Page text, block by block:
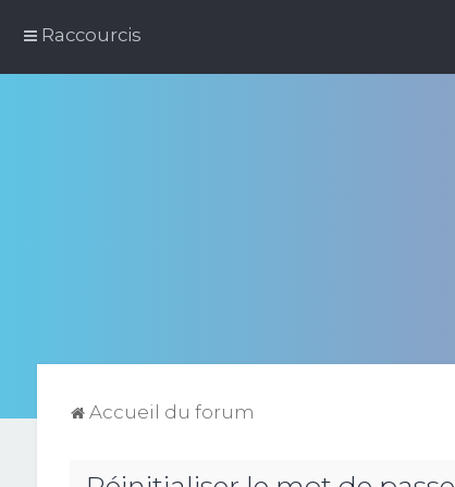
Raccourcis
Accueil du forum